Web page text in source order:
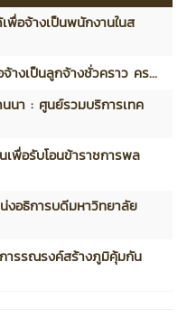
พื่อจ้างเป็นพนักงานในส
างเป็นลูกจ้างชั่วคราว คร...
นา : ศูนย์รวมบริการเทค
เพื่อรับโอนข้าราชการพล
งอธิการบดีมหาวิทยาลัย
ารรณรงค์สร้างภูมิคุ้มกัน